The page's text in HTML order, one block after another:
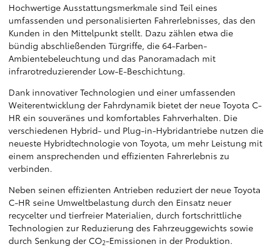
Hochwertige Ausstattungsmerkmale sind Teil eines
umfassenden und personalisierten Fahrerlebnisses, das den
Kunden in den Mittelpunkt stellt. Dazu zählen etwa die
bündig abschließenden Türgriffe, die 64-Farben-
Ambientebeleuchtung und das Panoramadach mit
infrarotreduzierender Low-E-Beschichtung.
Dank innovativer Technologien und einer umfassenden
Weiterentwicklung der Fahrdynamik bietet der neue Toyota C-
HR ein souveränes und komfortables Fahrverhalten. Die
verschiedenen Hybrid- und Plug-in-Hybridantriebe nutzen die
neueste Hybridtechnologie von Toyota, um mehr Leistung mit
einem ansprechenden und effizienten Fahrerlebnis zu
verbinden.
Neben seinen effizienten Antrieben reduziert der neue Toyota
C-HR seine Umweltbelastung durch den Einsatz neuer
recycelter und tierfreier Materialien, durch fortschrittliche
Technologien zur Reduzierung des Fahrzeuggewichts sowie
durch Senkung der CO2-Emissionen in der Produktion.